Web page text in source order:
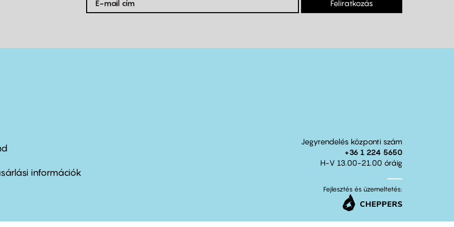
Feliratkozás
információk
Jegyrendelés központi szám
+36 1 224 5650
H-V 13.00-21.00 óráig
Fejlesztés és üzemeltetés: